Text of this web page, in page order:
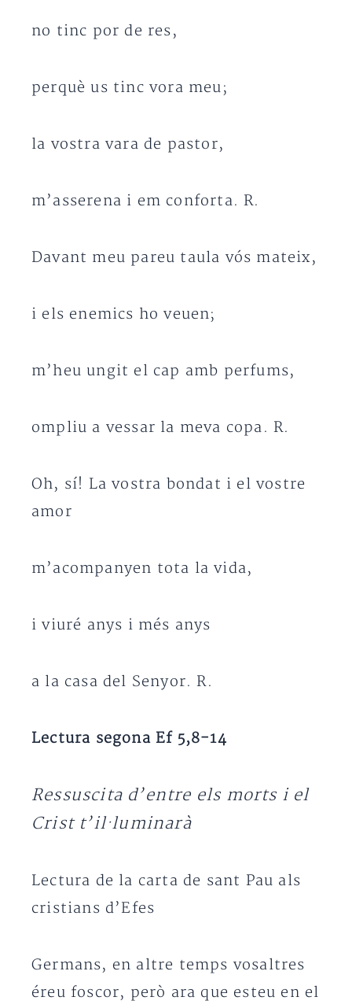
no tinc por de res,
perquè us tinc vora meu;
la vostra vara de pastor,
m’asserena i em conforta. R.
Davant meu pareu taula vós mateix,
i els enemics ho veuen;
m’heu ungit el cap amb perfums,
ompliu a vessar la meva copa. R.
Oh, sí! La vostra bondat i el vostre
amor
m’acompanyen tota la vida,
i viuré anys i més anys
a la casa del Senyor. R.
Lectura segona Ef 5,8-14
Ressuscita d’entre els morts i el
Crist t’il·luminarà
Lectura de la carta de sant Pau als
cristians d’Efes
Germans, en altre temps vosaltres
éreu foscor, però ara que esteu en el